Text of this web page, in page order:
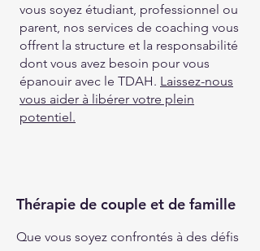
vous soyez étudiant, professionnel ou
parent, nos services de coaching vous
offrent la structure et la responsabilité
dont vous avez besoin pour vous
épanouir avec le TDAH. Laissez-nous
vous aider à libérer votre plein
potentiel.
Thérapie de couple et de famille
Que vous soyez confrontés à des défis